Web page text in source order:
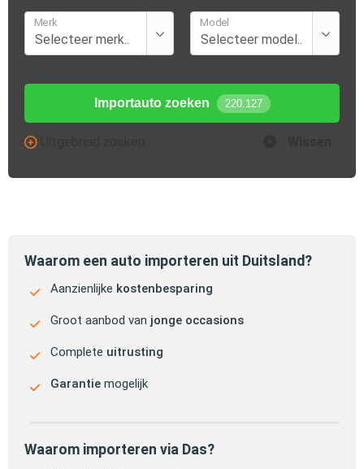
Merk Model
Importauto zoeken 220.127
Waarom een auto importeren uit Duitsland?
Aanzienlijke kostenbesparing
Groot aanbod van jonge occasions
Complete uitrusting
Garantie mogelijk
Waarom importeren via Das?